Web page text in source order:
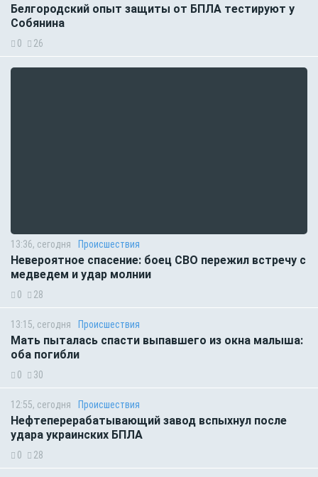
Белгородский опыт защиты от БПЛА тестируют у
Собянина
0 26
13:36, сегодня Происшествия
Невероятное спасение: боец СВО пережил встречу с
медведем и удар молнии
0 28
13:15, сегодня Происшествия
Мать пыталась спасти выпавшего из окна малыша:
оба погибли
0 30
12:55, сегодня Происшествия
Нефтеперерабатывающий завод вспыхнул после
удара украинских БПЛА
0 28